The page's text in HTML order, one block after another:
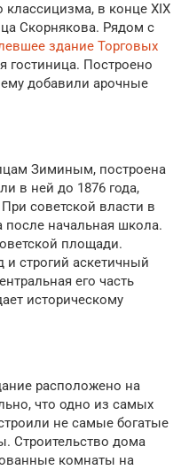
классицизма, в конце XIX
Скорнякова. Рядом с
здание Торговых
гостиница. Построено
добавили арочные
Зиминым, построена
в ней до 1876 года,
советской власти в
после начальная школа.
площади.
строгий аскетичный
его часть
историческому
расположено на
что одно из самых
не самые богатые
Строительство дома
комнаты на